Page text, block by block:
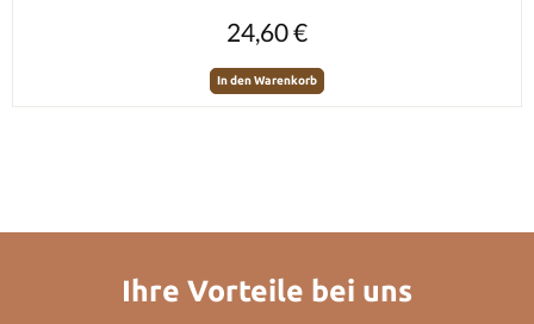
24,60 €
In den Warenkorb
Ihre Vorteile bei uns